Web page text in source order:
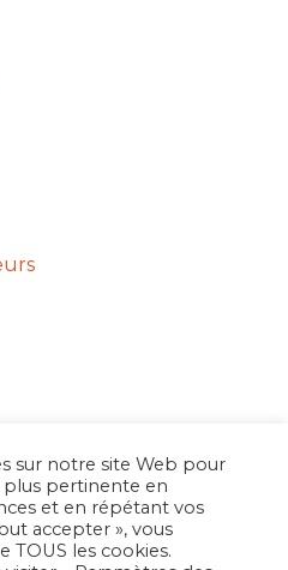
sur notre site Web pour
plus pertinente en
et en répétant vos
accepter », vous
TOUS les cookies.